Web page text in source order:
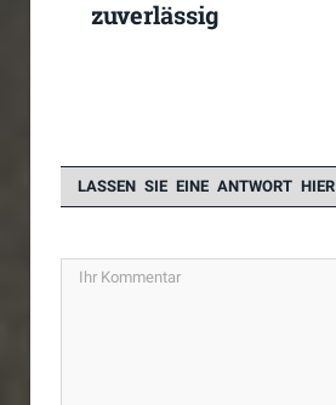
zuverlässig
LASSEN SIE EINE ANTWORT HIER